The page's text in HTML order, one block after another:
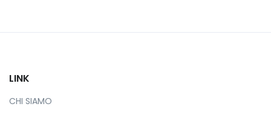
LINK
CHI SIAMO